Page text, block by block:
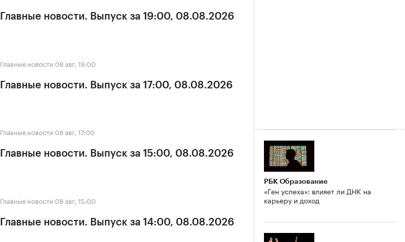
Главные новости. Выпуск за 19:00, 08.08.2026
Главные новости 08 авг, 19:00
Главные новости. Выпуск за 17:00, 08.08.2026
Главные новости 08 авг, 17:00
Главные новости. Выпуск за 15:00, 08.08.2026
Главные новости 08 авг, 15:00
Главные новости. Выпуск за 14:00, 08.08.2026
РБК Образование
«Ген успеха»: влияет ли ДНК на
карьеру и доход